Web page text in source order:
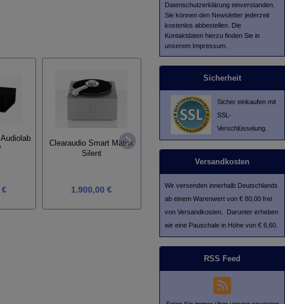
€
Clearaudio Smart Matrix
Silent
1.900,00 €
Perpetuum Ebner 7070 /
(Ausführungen)
Hochglanz schwarz /
(Tonabnehmer) Ortofon
Cadenza Bronze
9.975,00 €
Datenschutzerklärung einverstanden.
Sie können den Newsletter jederzeit
kostenlos abbestellen. Die
Kontaktdaten hierzu finden Sie in
unserem Impressum.
Sicherheit
Sicher einkaufen mit
SSL-
Verschlüsselung.
Versandkosten
Wir versenden innerhalb Deutschlands
ab einem Warenwert von € 80,00 frei
von Versandkosten. Darunter erheben
wir eine Pauschale in Höhe von € 6,60.
RSS Feed